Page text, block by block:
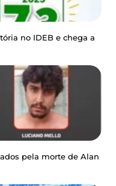
no IDEB e chega a
pela morte de Alan